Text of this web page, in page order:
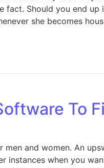
fact. Should you end
she becomes
To
and women. An
instances when you